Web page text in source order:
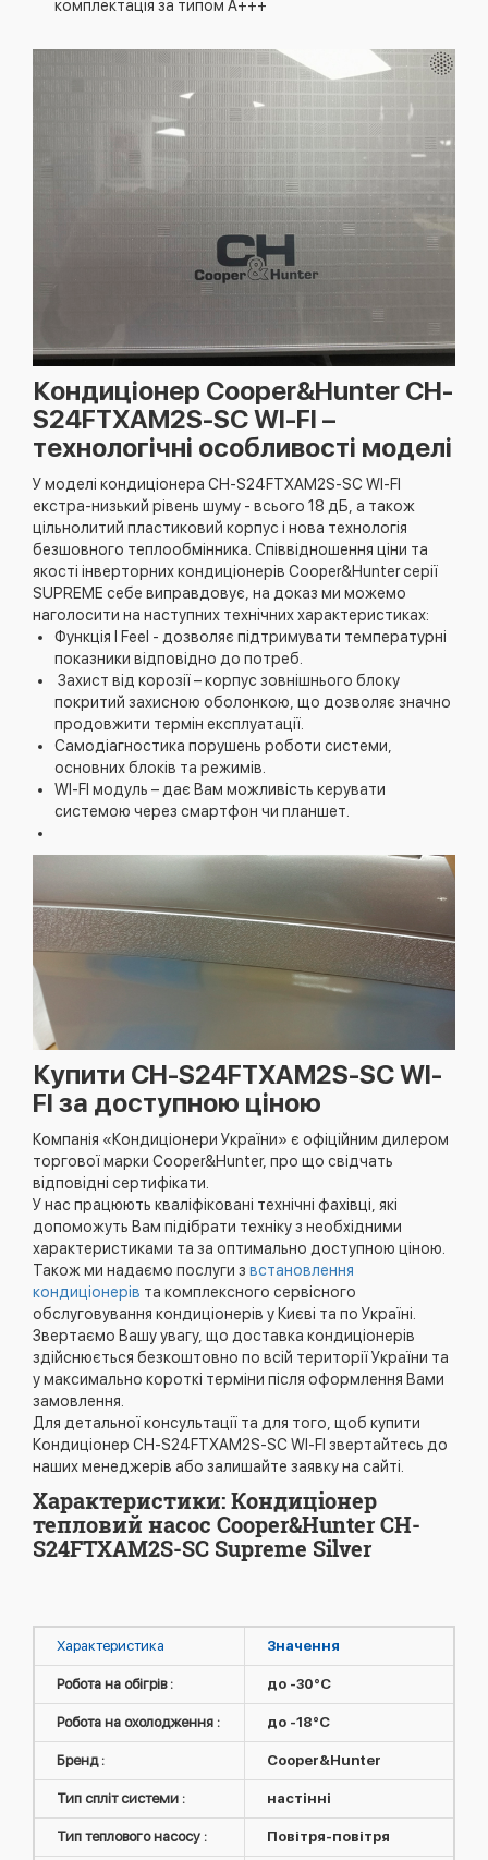
комплектація за типом A+++
Кондиціонер Cooper&Hunter CH-
S24FTXAM2S-SC WI-FI –
технологічні особливості моделі
У моделі кондиціонера CH-S24FTXAM2S-SC WI-FI
екстра-низький рівень шуму - всього 18 дБ, а також
цільнолитий пластиковий корпус і нова технологія
безшовного теплообмінника. Співвідношення ціни та
якості інверторних кондиціонерів Cooper&Hunter серії
SUPREME себе виправдовує, на доказ ми можемо
наголосити на наступних технічних характеристиках:
Функція I Feel - дозволяє підтримувати температурні
показники відповідно до потреб.
Захист від корозії – корпус зовнішнього блоку
покритий захисною оболонкою, що дозволяє значно
продовжити термін експлуатації.
Самодіагностика порушень роботи системи,
основних блоків та режимів.
WI-FI модуль – дає Вам можливість керувати
системою через смартфон чи планшет.
Купити CH-S24FTXAM2S-SC WI-
FI за доступною ціною
Компанія «Кондиціонери України» є офіційним дилером
торгової марки Cooper&Hunter, про що свідчать
відповідні сертифікати.
У нас працюють кваліфіковані технічні фахівці, які
допоможуть Вам підібрати техніку з необхідними
характеристиками та за оптимально доступною ціною.
Також ми надаємо послуги з встановлення
кондиціонерів та комплексного сервісного
обслуговування кондиціонерів у Києві та по Україні.
Звертаємо Вашу увагу, що доставка кондиціонерів
здійснюється безкоштовно по всій території України та
у максимально короткі терміни після оформлення Вами
замовлення.
Для детальної консультації та для того, щоб купити
Кондиціонер CH-S24FTXAM2S-SC WI-FI звертайтесь до
наших менеджерів або залишайте заявку на сайті.
Характеристики: Кондиціонер
тепловий насос Cooper&Hunter CH-
S24FTXAM2S-SC Supreme Silver
Характеристика Значення
Робота на обігрів : до -30°C
Робота на охолодження : до -18°C
Бренд : Cooper&Hunter
Тип спліт системи : настінні
Тип теплового насосу : Повітря-повітря